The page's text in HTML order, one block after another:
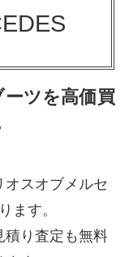
ツを高価買
スオブメルセ
ます。
積り査定も無料